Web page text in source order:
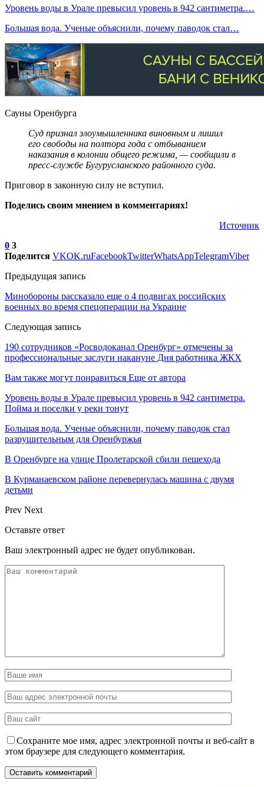
Уровень воды в Урале превысил уровень в 942 сантиметра.…
Большая вода. Ученые объяснили, почему паводок стал…
Сауны Оренбурга
Суд признал злоумышленника виновным и лишил
его свободы на полтора года с отбыванием
наказания в колонии общего режима, — сообщили в
пресс-службе Бугурусланского районного суда.
Приговор в законную силу не вступил.
Поделись своим мнением в комментариях!
Источник
0 3
Поделится VKOK.ruFacebookTwitterWhatsAppTelegramViber
Предыдущая запись
Минобороны рассказало еще о 4 подвигах российских
военных во время спецоперации на Украине
Следующая запись
190 сотрудников «Росводоканал Оренбург» отмечены за
профессиональные заслуги накануне Дня работника ЖКХ
Вам также могут понравиться Еще от автора
Уровень воды в Урале превысил уровень в 942 сантиметра.
Пойма и поселки у реки тонут
Большая вода. Ученые объяснили, почему паводок стал
разрушительным для Оренбуржья
В Оренбурге на улице Пролетарской сбили пешехода
В Курманаевском районе перевернулась машина с двумя
детьми
Prev Next
Оставьте ответ
Ваш электронный адрес не будет опубликован.
Сохраните мое имя, адрес электронной почты и веб-сайт в
этом браузере для следующего комментария.